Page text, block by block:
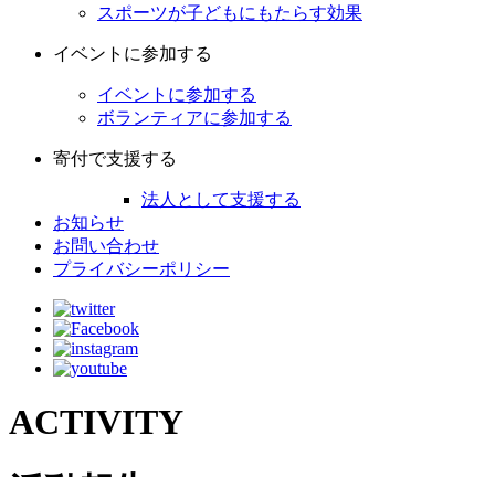
スポーツが子どもにもたらす効果
イベントに参加する
イベントに参加する
ボランティアに参加する
寄付で支援する
法人として支援する
お知らせ
お問い合わせ
プライバシーポリシー
ACTIVITY